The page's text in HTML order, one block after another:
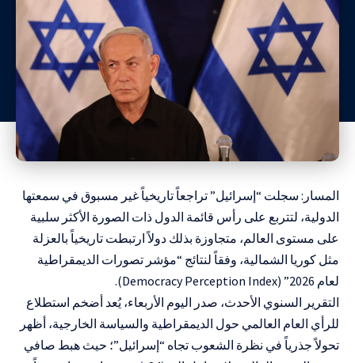
المسار: سجلت “إسرائيل” تراجعاً تاريخياً غير مسبوق في سمعتها
الدولية، لتتربع على رأس قائمة الدول ذات الصورة الأكثر سلبية
على مستوى العالم، متجاوزة بذلك دولاً ارتبطت تاريخياً بالعزلة
مثل كوريا الشمالية، وفقاً لنتائج “مؤشر تصورات الديمقراطية
لعام 2026” (Democracy Perception Index).
التقرير السنوي الأحدث، صدر اليوم الأربعاء، يُعد أضخم استطلاع
للرأي العام العالمي حول الديمقراطية والسياسة الخارجية، أظهر
تحولاً جذرياً في نظرة الشعوب تجاه “إسرائيل”؛ حيث هبط صافي